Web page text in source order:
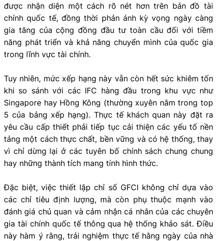
được nhận diện một cách rõ nét hơn trên bản đồ tài
chính quốc tế, đồng thời phản ánh kỳ vọng ngày càng
gia tăng của cộng đồng đầu tư toàn cầu đối với tiềm
năng phát triển và khả năng chuyển mình của quốc gia
trong lĩnh vực tài chính.
Tuy nhiên, mức xếp hạng này vẫn còn hết sức khiêm tốn
khi so sánh với các IFC hàng đầu trong khu vực như
Singapore hay Hồng Kông (thường xuyên nằm trong top
5 của bảng xếp hạng). Thực tế khách quan này đặt ra
yêu cầu cấp thiết phải tiếp tục cải thiện các yếu tố nền
tảng một cách thực chất, bền vững và có hệ thống, thay
vì chỉ dừng lại ở các tuyên bố chính sách chung chung
hay những thành tích mang tính hình thức.
Đặc biệt, việc thiết lập chỉ số GFCI không chỉ dựa vào
các chỉ tiêu định lượng, mà còn phụ thuộc mạnh vào
đánh giá chủ quan và cảm nhận cá nhân của các chuyên
gia tài chính quốc tế thông qua hệ thống khảo sát. Điều
này hàm ý rằng, trải nghiệm thực tế hằng ngày của nhà